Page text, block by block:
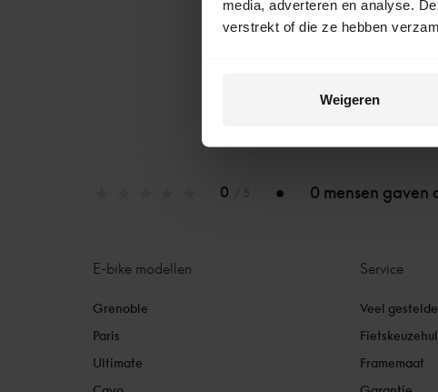
media, adverteren en analyse.
verstrekt of die ze hebben
Weigeren
0 0 mensen gaven
E-bike modellen
Grenoble
Paris
Ultimate
Service
Veel
Framemaat